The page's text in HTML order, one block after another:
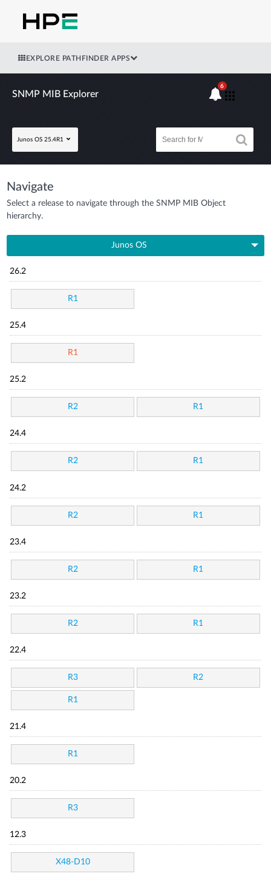
EXPLORE PATHFINDER APPS
SNMP MIB Explorer
Junos OS 25.4R1
6
Navigate
Select a release to navigate through the SNMP MIB Object
hierarchy.
Junos OS
26.2
R1
25.4
R1
25.2
R2 R1
24.4
R2 R1
24.2
R2 R1
23.4
R2 R1
23.2
R2 R1
22.4
R3 R2
R1
21.4
R1
20.2
R3
12.3
X48-D10